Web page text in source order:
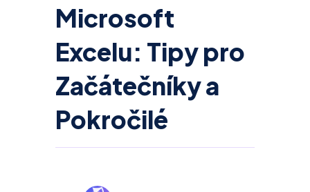
Microsoft
Excelu: Tipy pro
Začátečníky a
Pokročilé